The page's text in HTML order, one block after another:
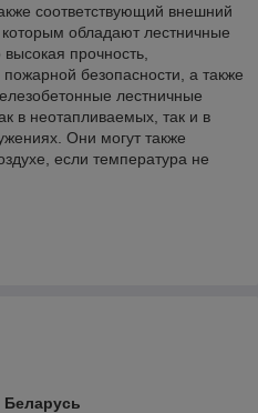
соответствующий внешний
обладают лестничные
прочность,
безопасности, а также
лестничные
в неотапливаемых, так и в
Они могут также
если температура не
Беларусь